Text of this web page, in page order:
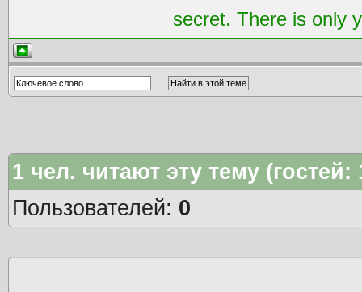
secret. There is only
1чел. читают эту тему
Пользователей: 0